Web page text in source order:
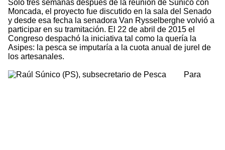
Solo tres semanas después de la reunión de Súnico con
Moncada, el proyecto fue discutido en la sala del Senado
y desde esa fecha la senadora Van Rysselberghe volvió a
participar en su tramitación. El 22 de abril de 2015 el
Congreso despachó la iniciativa tal como la quería la
Asipes: la pesca se imputaría a la cuota anual de jurel de
los artesanales.
Para